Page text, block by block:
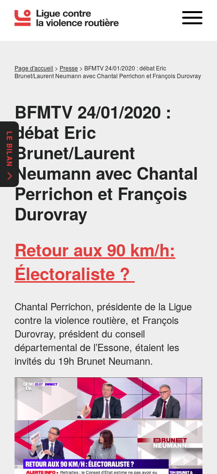
Page d'accueil > Presse > BFMTV 24/01/2020 : débat Eric
Brunet/Laurent Neumann avec Chantal Perrichon et François Durovray
BFMTV 24/01/2020 :
débat Eric
Brunet/Laurent
Neumann avec Chantal
Perrichon et François
Durovray
Retour aux 90 km/h:
Électoraliste ?
Chantal Perrichon, présidente de la Ligue
contre la violence routière, et François
Durovray, président du conseil
départemental de l’Essone, étaient les
invités du 19h Brunet Neumann.
LE BILAN